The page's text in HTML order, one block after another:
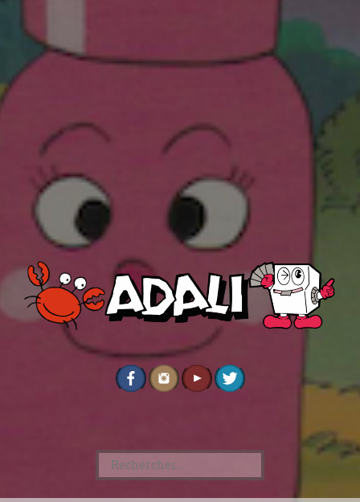
Rechercher :